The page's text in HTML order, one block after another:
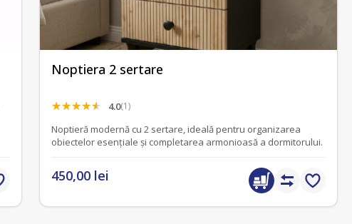
Noptiera 2 sertare
4.0(1)
Noptieră modernă cu 2 sertare, ideală pentru organizarea
obiectelor esențiale și completarea armonioasă a dormitorului.
450,00 lei